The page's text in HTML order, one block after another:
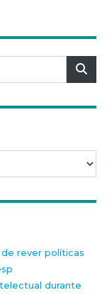
rever políticas
durante